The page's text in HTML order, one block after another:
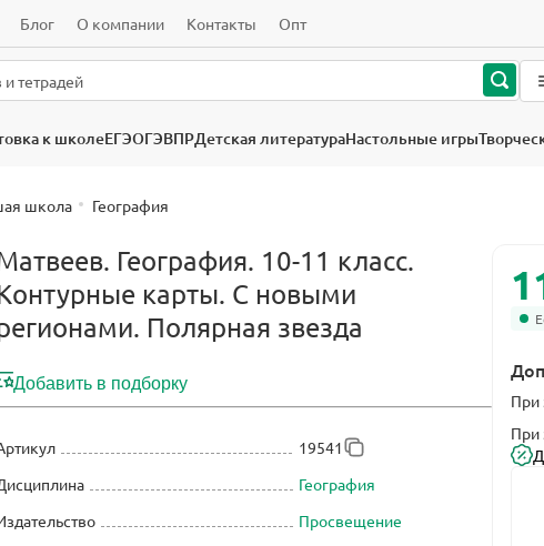
Блог О компании Контакты Опт
к школеЕГЭОГЭВПРДетская литератураНастольные игры
школа География
География. 10-11 класс.
карты. С новыми
Полярная звезда
Добавить в подборку
19541
География
Просвещение
При
При